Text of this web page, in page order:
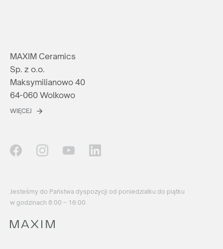
MAXIM Ceramics
Sp. z o.o.
Maksymilianowo 40
64-060 Wolkowo
WIĘCEJ
Jesteśmy do Państwa dyspozycji od poniedziałku do piątku
w godzinach 8:00 – 16:00.